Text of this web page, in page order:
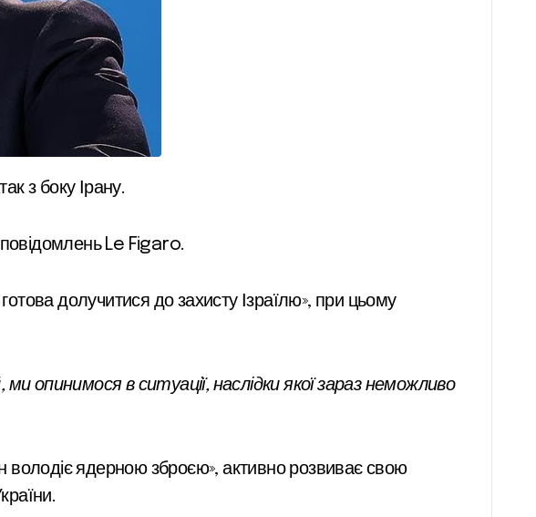
з боку Ірану.
Le Figaro.
долучитися до захисту Ізраїлю», при цьому
ми опинимося в ситуації, наслідки якої зараз неможливо
володіє ядерною зброєю», активно розвиває свою